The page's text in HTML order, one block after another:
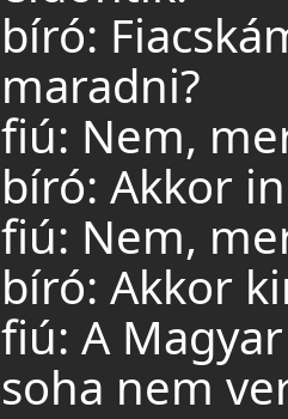
bíró:
maradni?
fiú: Nem,
bíró: Akkor
fiú: Nem,
bíró: Akkor
fiú: A
soha nem